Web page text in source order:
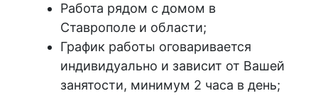
Работа рядом с домом в
Ставрополе и области;
График работы оговаривается
индивидуально и зависит от Вашей
занятости, минимум 2 часа в день;